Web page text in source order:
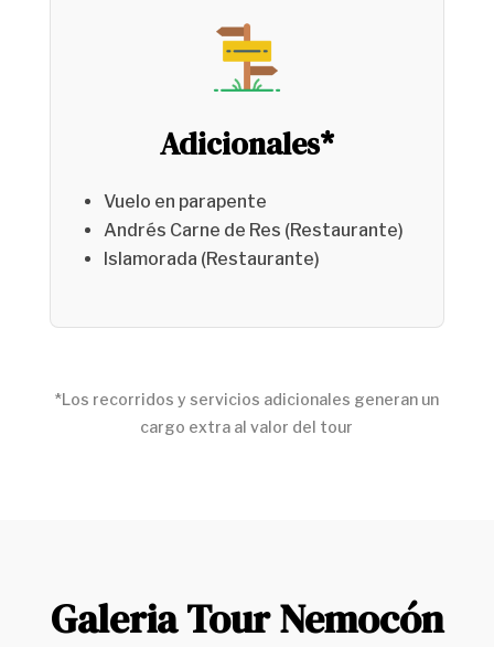
Adicionales*
Vuelo en parapente
Andrés Carne de Res (Restaurante)
Islamorada (Restaurante)
*Los recorridos y servicios adicionales generan un
cargo extra al valor del tour
Galeria Tour Nemocón